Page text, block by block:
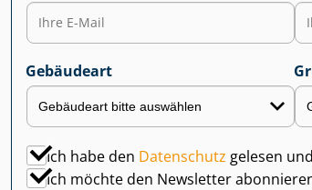
Gebäudeart
Ich habe den Datenschutz gelesen
Ich möchte den Newsletter